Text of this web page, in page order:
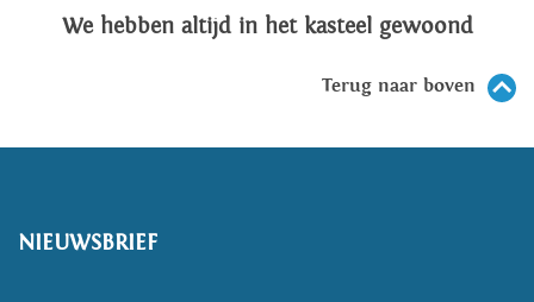
We hebben altijd in het kasteel gewoond
Terug naar boven
NIEUWSBRIEF